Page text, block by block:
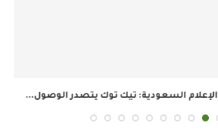
السعودية: تيك توك يتصدر الوصول...